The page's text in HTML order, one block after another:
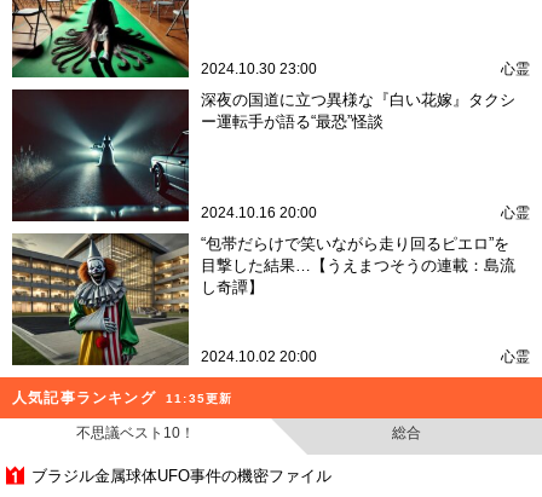
2024.10.30 23:00 心霊
深夜の国道に立つ異様な『白い花嫁』タクシ
ー運転手が語る“最恐”怪談
2024.10.16 20:00 心霊
“包帯だらけで笑いながら走り回るピエロ”を
目撃した結果…【うえまつそうの連載：島流
し奇譚】
2024.10.02 20:00 心霊
人気記事ランキング 11:35更新
不思議ベスト10！ 総合
ブラジル金属球体UFO事件の機密ファイル